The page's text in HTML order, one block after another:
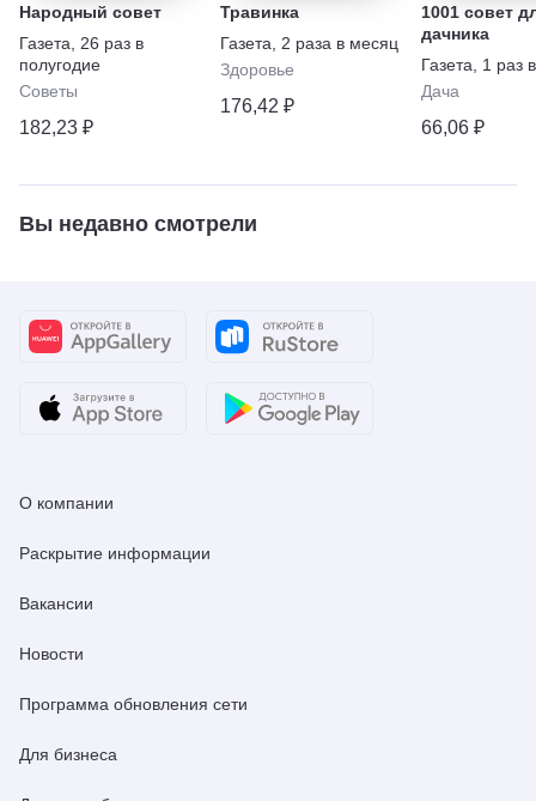
Народный совет
Газета
26 раз в
полугодие
Советы
182,23 ₽
Травинка
Газета
2 раза в месяц
Здоровье
176,42 ₽
1001 совет
дачника
Газета
1 раз
Дача
66,06 ₽
Вы недавно смотрели
О компании
Раскрытие информации
Вакансии
Новости
Программа обновления сети
Для бизнеса